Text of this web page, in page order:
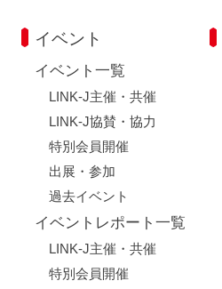
イベント
イベント一覧
LINK-J主催・共催
LINK-J協賛・協力
特別会員開催
出展・参加
過去イベント
イベントレポート一覧
LINK-J主催・共催
特別会員開催